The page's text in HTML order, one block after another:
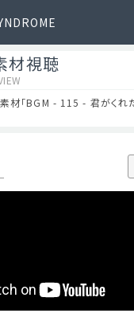
材視聴
材「BGM - 115 - 君がく